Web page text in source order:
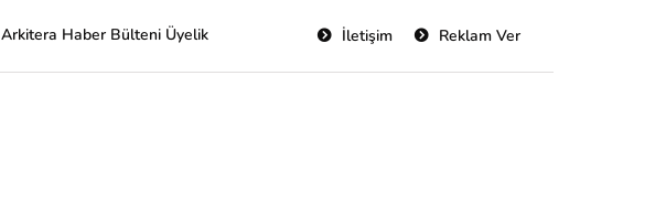
Arkitera Haber Bülteni Üyelik Reklam Ver
İletişim